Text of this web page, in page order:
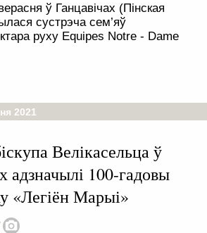
ў Ганцавічах (Пінская
сустрэча сем’яў
руху Equipes Notre - Dame
2021
Велікасельца ў
адзначылі 100-гадовы
«Легіён Марыі»